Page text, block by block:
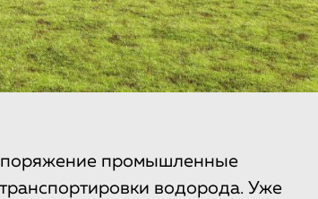
промышленные
водорода. Уже